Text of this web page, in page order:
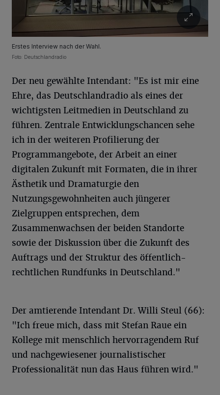
Erstes Interview nach der Wahl.
Foto: Deutschlandradio
Der neu gewählte Intendant: "Es ist mir eine
Ehre, das Deutschlandradio als eines der
wichtigsten Leitmedien in Deutschland zu
führen. Zentrale Entwicklungschancen sehe
ich in der weiteren Profilierung der
Programmangebote, der Arbeit an einer
digitalen Zukunft mit Formaten, die in ihrer
Ästhetik und Dramaturgie den
Nutzungsgewohnheiten auch jüngerer
Zielgruppen entsprechen, dem
Zusammenwachsen der beiden Standorte
sowie der Diskussion über die Zukunft des
Auftrags und der Struktur des öffentlich-
rechtlichen Rundfunks in Deutschland."
Der amtierende Intendant Dr. Willi Steul (66):
"Ich freue mich, dass mit Stefan Raue ein
Kollege mit menschlich hervorragendem Ruf
und nachgewiesener journalistischer
Professionalität nun das Haus führen wird."